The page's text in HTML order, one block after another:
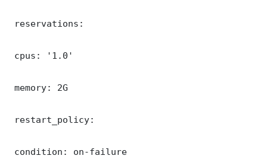
reservations:
cpus: '1.0'
memory: 2G
restart_policy:
condition: on-failure